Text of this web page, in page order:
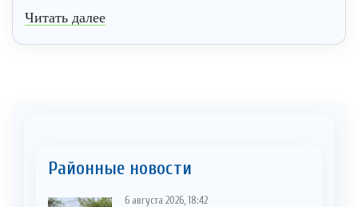
Читать далее
Районные новости
6 августа 2026, 18:42